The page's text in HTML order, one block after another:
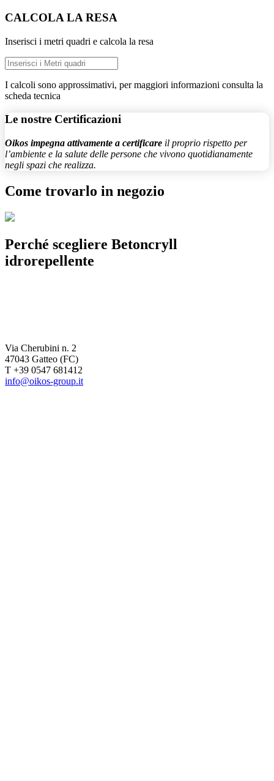
CALCOLA LA RESA
Inserisci i metri quadri e calcola la resa
I calcoli sono approssimativi, per maggiori informazioni consulta la
scheda tecnica
Le nostre Certificazioni
Oikos impegna attivamente a certificare il proprio rispetto per
l’ambiente e la salute delle persone che vivono quotidianamente
negli spazi che realizza.
Come trovarlo in negozio
Perché scegliere Betoncryll
idrorepellente
Via Cherubini n. 2
47043 Gatteo (FC)
T +39 0547 681412
info@oikos-group.it